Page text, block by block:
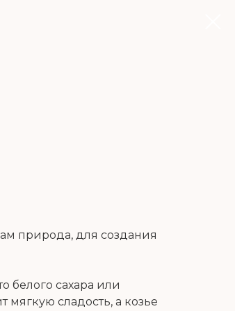
природа, для создания
белого сахара или
мягкую сладость, а козье